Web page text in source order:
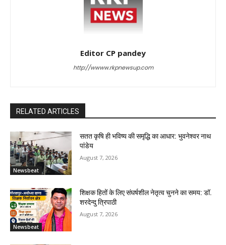
Editor CP pandey
http://wwww.rkpnewsup.com
RELATED ARTICLES
Newsbeat
सतत कृषि ही भविष्य की समृद्धि का आधार: भुवनेश्वर नाथ
पांडेय
August 7, 2026
Newsbeat
शिक्षक हितों के लिए संघर्षशील नेतृत्व चुनने का समय: डॉ.
शरदेन्दु त्रिपाठी
August 7, 2026